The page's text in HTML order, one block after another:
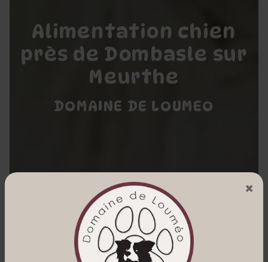
×
Alimentation chien
près de Dombasle sur
Meurthe
DOMAINE DE LOUMEO